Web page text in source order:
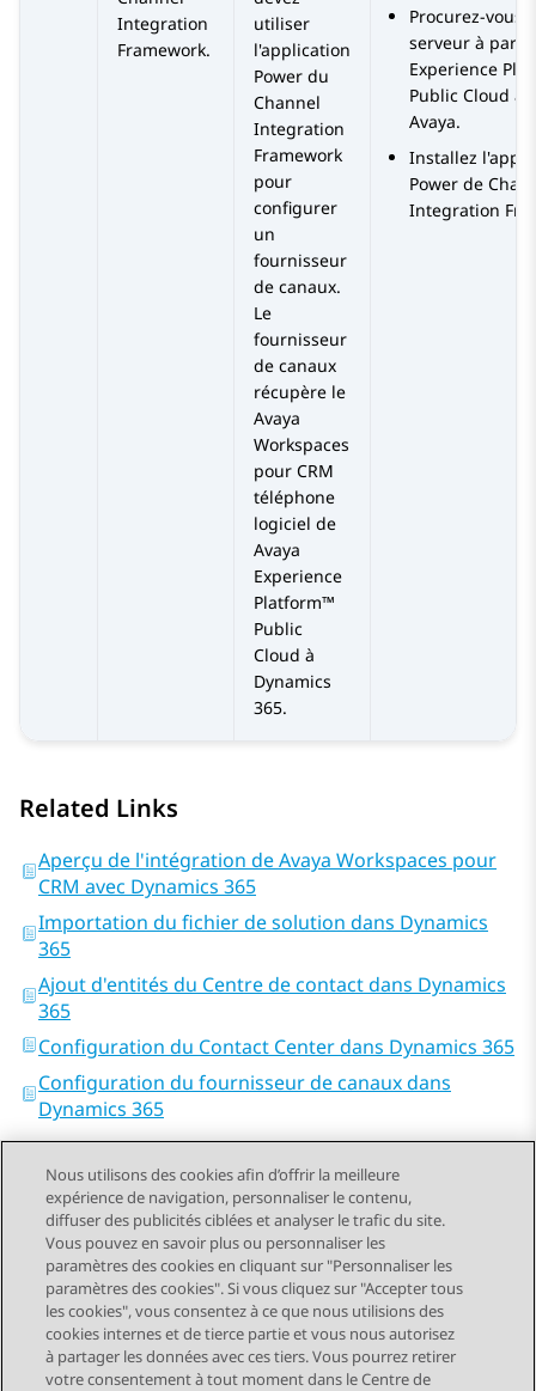
Integration
Framework.
utiliser
l'application
Power du
Channel
Integration
Framework
pour
configurer
un
fournisseur
de canaux.
Le
fournisseur
de canaux
récupère le
Avaya
Workspaces
pour CRM
téléphone
logiciel de
Avaya
Experience
Platform™
Public
Cloud à
Dynamics
365.
Procurez-vous
serveur à
Experience
Public Cloud
Avaya.
Installez
Power de
Integration
Related Links
Aperçu de l'intégration de Avaya Workspaces pour
CRM avec Dynamics 365
Importation du fichier de solution dans Dynamics
365
Ajout d'entités du Centre de contact dans Dynamics
365
Configuration du Contact Center dans Dynamics 365
Configuration du fournisseur de canaux dans
Dynamics 365
Send Feedback
Navigation par sujet
Sujet précédent Sujet suivant
Nous utilisons des cookies afin d’offrir la meilleure
expérience de navigation, personnaliser le contenu,
diffuser des publicités ciblées et analyser le trafic du site.
Vous pouvez en savoir plus ou personnaliser les
paramètres des cookies en cliquant sur "Personnaliser les
paramètres des cookies". Si vous cliquez sur "Accepter tous
les cookies", vous consentez à ce que nous utilisions des
cookies internes et de tierce partie et vous nous autorisez
à partager les données avec ces tiers. Vous pourrez retirer
votre consentement à tout moment dans le Centre de